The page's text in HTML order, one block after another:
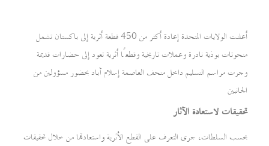
أعلنت الولايات المتحدة إعادة أكثر من 450 قطعة أثرية إلى باكستان تشمل
منحوتات بوذية نادرة وعملات تاريخية وقطعًا أثرية تعود إلى حضارات قديمة
وجرت مراسم التسليم داخل متحف العاصمة إسلام آباد بحضور مسؤولين من
الجانبين
تحقيقات لاستعادة الآثار
بحسب السلطات، جرى التعرف على القطع الأثرية واستعادتها من خلال تحقيقات